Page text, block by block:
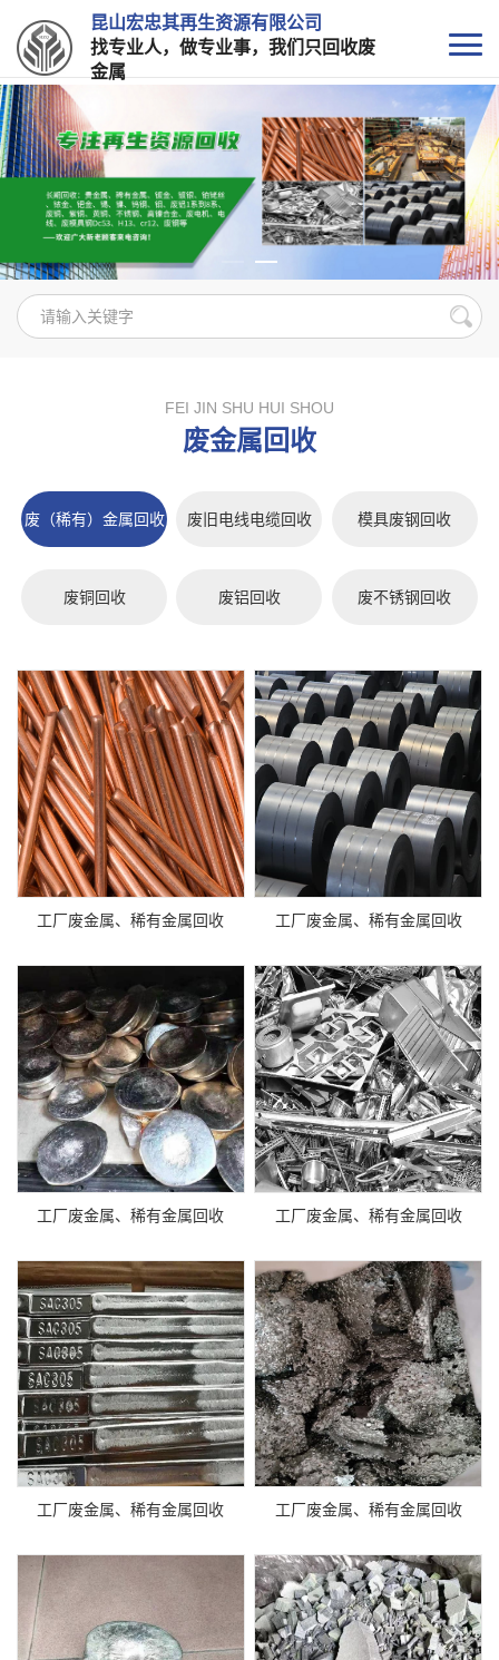
昆山宏忠其再生资源有限公司
找专业人，做专业事，我们只回收废
金属
FEI JIN SHU HUI SHOU
废金属回收
废（稀有）金属回收 废旧电线电缆回收 模具废钢回收
废铜回收 废铝回收 废不锈钢回收
工厂废金属、稀有金属回收 工厂废金属、稀有金属回收
工厂废金属、稀有金属回收 工厂废金属、稀有金属回收
工厂废金属、稀有金属回收 工厂废金属、稀有金属回收